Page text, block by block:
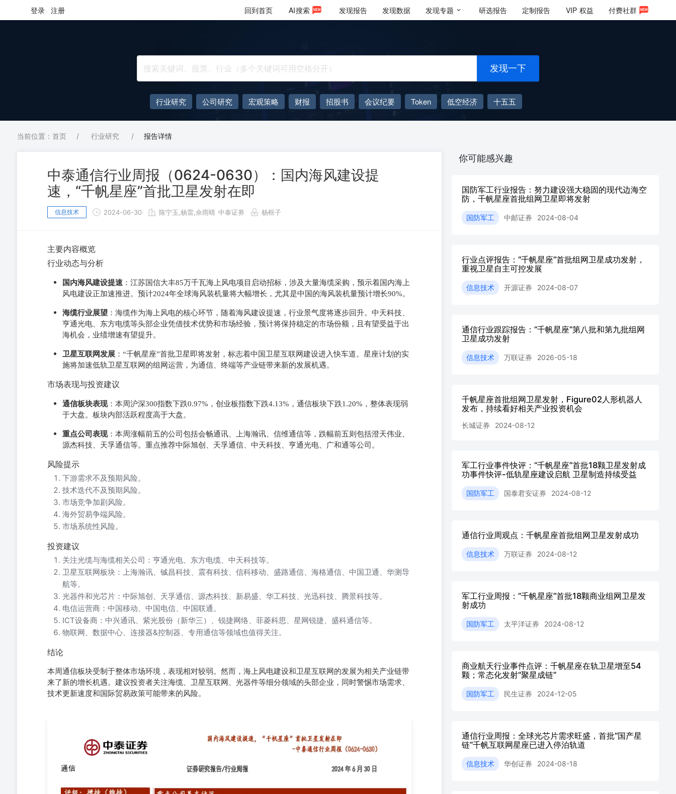
登录 注册 回到首页 AI搜索 发现报告 发现数据 发现专题 研选报告 定制报告 VIP 权益 付费社群
发现一下
行业研究 公司研究 宏观策略 财报 招股书 会议纪要 Token 低空经济
十五五
AIGC
大模型
当前位置：首页 / 行业研究 / 报告详情
中泰通信行业周报（0624-0630）：国内海风建设提
速，“千帆星座”首批卫星发射在即
信息技术 2024-06-30 陈宁玉,杨雷,佘雨晴 中泰证券 杨框子
主要内容概览
行业动态与分析
国内海风建设提速 ：江苏国信大丰85万千瓦海上风电项目启动招标，涉及大量海缆采购，预示着国内海上
风电建设正加速推进。预计2024年全球海风装机量将大幅增长，尤其是中国的海风装机量预计增长90%。
海缆行业展望 ：海缆作为海上风电的核心环节，随着海风建设提速，行业景气度将逐步回升。中天科技、
亨通光电、东方电缆等头部企业凭借技术优势和市场经验，预计将保持稳定的市场份额，且有望受益于出
海机会，业绩增速有望提升。
卫星互联网发展 ：“千帆星座”首批卫星即将发射，标志着中国卫星互联网建设进入快车道。星座计划的实
施将加速低轨卫星互联网的组网运营，为通信、终端等产业链带来新的发展机遇。
市场表现与投资建议
通信板块表现：本周沪深300指数下跌0.97%，创业板指数下跌4.13%，通信板块下跌1.20%，整体表现弱
于大盘。板块内部活跃程度高于大盘。
重点公司表现：本周涨幅前五的公司包括会畅通讯、上海瀚讯、信维通信等，跌幅前五则包括澄天伟业、
源杰科技、天孚通信等。重点推荐中际旭创、天孚通信、中天科技、亨通光电、广和通等公司。
风险提示
下游需求不及预期风险。
技术迭代不及预期风险。
市场竞争加剧风险。
海外贸易争端风险。
市场系统性风险。
投资建议
关注光缆与海缆相关公司：亨通光电、东方电缆、中天科技等。
卫星互联网板块：上海瀚讯、铖昌科技、震有科技、信科移动、盛路通信、海格通信、中国卫通、华测导
航等。
光器件和光芯片：中际旭创、天孚通信、源杰科技、新易盛、华工科技、光迅科技、腾景科技等。
电信运营商：中国移动、中国电信、中国联通。
ICT设备商：中兴通讯、紫光股份（新华三）、锐捷网络、菲菱科思、星网锐捷、盛科通信等。
物联网、数据中心、连接器&控制器、专用通信等领域也值得关注。
结论
本周通信板块受制于整体市场环境，表现相对较弱。然而，海上风电建设和卫星互联网的发展为相关产业链带
来了新的增长机遇。建议投资者关注海缆、卫星互联网、光器件等细分领域的头部企业，同时警惕市场需求、
技术更新速度和国际贸易政策可能带来的风险。
123支成分股本周内换手率为1.84%；同期沪深3 00成份股换手率为0.43%，板块整体活跃程度强于大盘。 上市公司数 123
4148367 1345510 行业总市值(百万元)行业流通市值(百万元) 通信板块个股方面，本周涨幅居前五的公司分别是：会畅通讯
（+16.35%）、上海瀚讯（+9.41%）、信维通信（+4.26%）、光弘科技（+4.20%）、辉煌科技（+3.62%）、； 跌幅居前五的公
司分别是：澄天伟业（-14.52%）、源杰科技（-13.32%）、天孚通信（-11.84%）、ST中嘉（-10.59%）、ST特信（-10.42%）。
3x400mm²127/220kv海底光电复合电缆（H10#海上风电场，总长约44km），3x500mm²127/220kv海底光电复合电缆（H16#海上风
你可能感兴趣
国防军工行业报告：努力建设强大稳固的现代边海空
防，千帆星座首批组网卫星即将发射
国防军工 中邮证券 2024-08-04
行业点评报告：“千帆星座”首批组网卫星成功发射，
重视卫星自主可控发展
信息技术 开源证券 2024-08-07
通信行业跟踪报告：“千帆星座”第八批和第九批组网
卫星成功发射
信息技术 万联证券 2026-05-18
千帆星座首批组网卫星发射，Figure02人形机器人
发布，持续看好相关产业投资机会
长城证券 2024-08-12
军工行业事件快评：“千帆星座”首批18颗卫星发射成
功事件快评-低轨星座建设启航 卫星制造持续受益
国防军工 国泰君安证券 2024-08-12
通信行业周观点：千帆星座首批组网卫星发射成功
信息技术 万联证券 2024-08-12
军工行业周报：“千帆星座”首批18颗商业组网卫星发
射成功
国防军工 太平洋证券 2024-08-12
商业航天行业事件点评：千帆星座在轨卫星增至54
颗；常态化发射“聚星成链”
国防军工 民生证券 2024-12-05
通信行业周报：全球光芯片需求旺盛，首批“国产星
链”千帆互联网星座已进入停泊轨道
信息技术 华创证券 2024-08-18